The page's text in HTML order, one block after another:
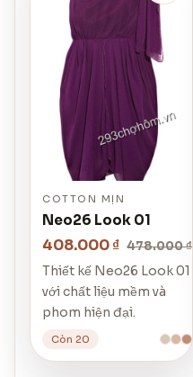
COTTON MỊN
Neo26 Look 01
408.000 ₫ 478.000 ₫
Thiết kế Neo26 Look 01
với chất liệu mềm và
phom hiện đại.
Còn 20